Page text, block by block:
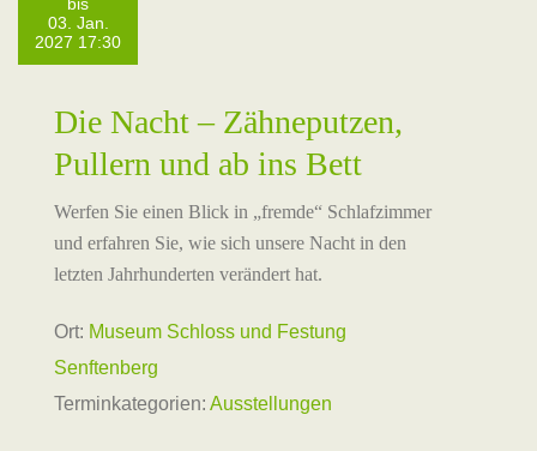
bis
03. Jan.
2027 17:30
Die Nacht – Zähneputzen,
Pullern und ab ins Bett
Werfen Sie einen Blick in „fremde“ Schlafzimmer
und erfahren Sie, wie sich unsere Nacht in den
letzten Jahrhunderten verändert hat.
Ort: Museum Schloss und Festung
Senftenberg
Terminkategorien: Ausstellungen